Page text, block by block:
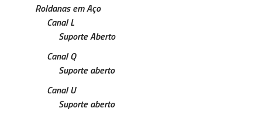
Roldanas em Aço
Canal L
Suporte Aberto
Canal Q
Suporte aberto
Canal U
Suporte aberto